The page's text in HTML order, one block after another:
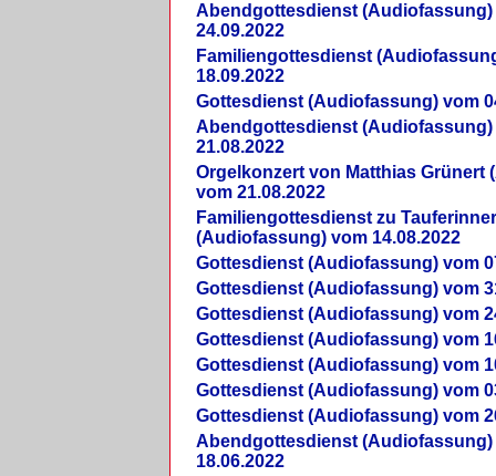
Abendgottesdienst (Audiofassung)
24.09.2022
Familiengottesdienst
18.09.2022
Gottesdienst (Audiofassung) vom
Abendgottesdienst (Audiofassung)
21.08.2022
Orgelkonzert von Matthias Grünert
vom 21.08.2022
Familiengottesdienst zu
(Audiofassung) vom 14.08.2022
Gottesdienst (Audiofassung) vom
Gottesdienst (Audiofassung) vom
Gottesdienst (Audiofassung) vom
Gottesdienst (Audiofassung) vom
Gottesdienst (Audiofassung) vom
Gottesdienst (Audiofassung) vom
Gottesdienst (Audiofassung) vom
Abendgottesdienst (Audiofassung)
18.06.2022